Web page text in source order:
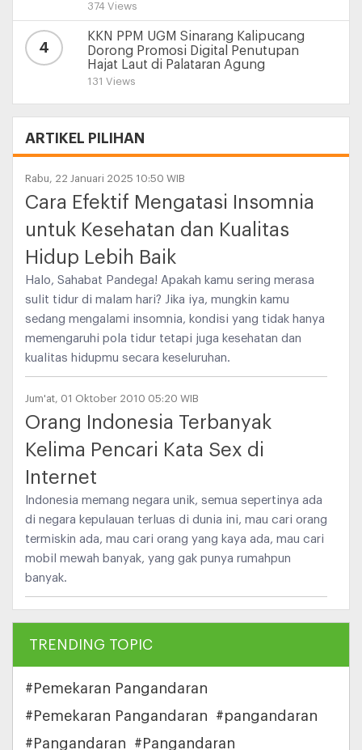
374 Views
4
KKN PPM UGM Sinarang Kalipucang
Dorong Promosi Digital Penutupan
Hajat Laut di Palataran Agung
131 Views
ARTIKEL PILIHAN
Rabu, 22 Januari 2025 10:50 WIB
Cara Efektif Mengatasi Insomnia
untuk Kesehatan dan Kualitas
Hidup Lebih Baik
Halo, Sahabat Pandega! Apakah kamu sering merasa
sulit tidur di malam hari? Jika iya, mungkin kamu
sedang mengalami insomnia, kondisi yang tidak hanya
memengaruhi pola tidur tetapi juga kesehatan dan
kualitas hidupmu secara keseluruhan.
Jum'at, 01 Oktober 2010 05:20 WIB
Orang Indonesia Terbanyak
Kelima Pencari Kata Sex di
Internet
Indonesia memang negara unik, semua sepertinya ada
di negara kepulauan terluas di dunia ini, mau cari orang
termiskin ada, mau cari orang yang kaya ada, mau cari
mobil mewah banyak, yang gak punya rumahpun
banyak.
TRENDING TOPIC
#Pemekaran Pangandaran
#Pemekaran Pangandaran
#pangandaran
#Pangandaran
#Pangandaran